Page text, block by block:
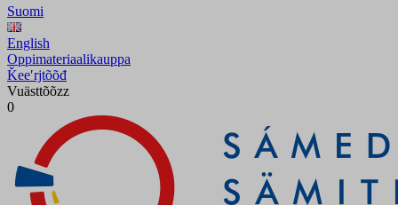
Suomi
English
Oppimateriaalikauppa
Ǩeeʹrjtõõđ
Vuästtõõzz
0